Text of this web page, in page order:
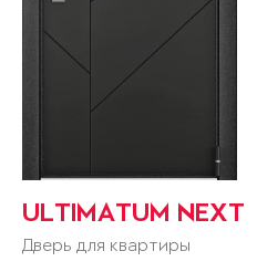
ULTIMATUM NEXT
Дверь для квартиры